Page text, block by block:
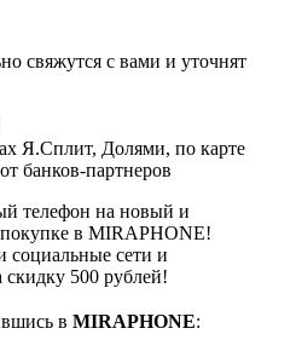
свяжутся с вами и уточнят
Я.Сплит, Долями, по карте
банков-партнеров
телефон на новый и
в MIRAPHONE!
сети и
скидку 500 рублей!
в MIRAPHONE: